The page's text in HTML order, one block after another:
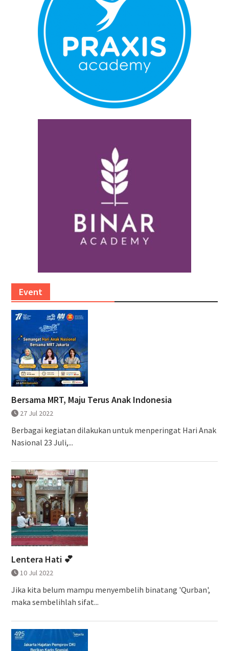
Event
Bersama MRT, Maju Terus Anak Indonesia
27 Jul 2022
Berbagai kegiatan dilakukan untuk menperingat Hari Anak
Nasional 23 Juli,...
Lentera Hati 💕
10 Jul 2022
Jika kita belum mampu menyembelih binatang 'Qurban',
maka sembelihlah sifat...